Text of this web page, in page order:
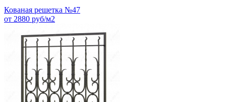
Кованая решетка №47
от 2880 руб/м2